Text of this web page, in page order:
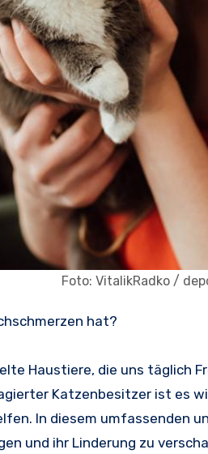
Foto: VitalikRadko /
hat?
Haustiere, die uns täglich
Katzenbesitzer ist es
In diesem umfassenden
und ihr Linderung zu